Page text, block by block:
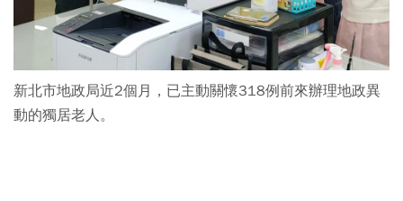
新北市地政局近2個月，已主動關懷318例前來辦理地政異
動的獨居老人。